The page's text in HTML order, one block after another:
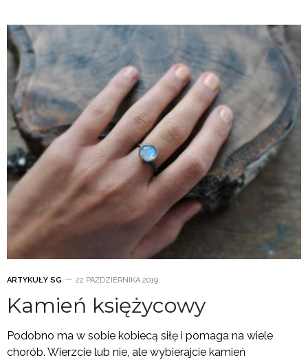
ARTYKUŁY SG 22 PAŹDZIERNIKA 2019
Kamień księżycowy
Podobno ma w sobie kobiecą siłę i pomaga na wiele
chorób. Wierzcie lub nie, ale wybierajcie kamień